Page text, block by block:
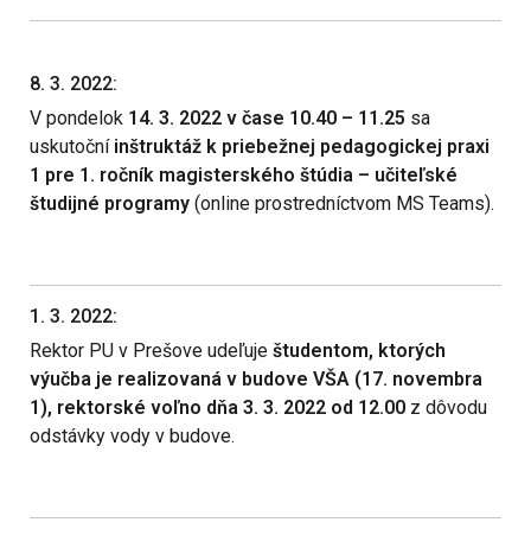
8. 3. 2022:
V pondelok 14. 3. 2022 v čase 10.40 – 11.25 sa
uskutoční inštruktáž k priebežnej pedagogickej praxi
1 pre 1. ročník magisterského štúdia – učiteľské
študijné programy (online prostredníctvom MS Teams).
1. 3. 2022:
Rektor PU v Prešove udeľuje študentom, ktorých
výučba je realizovaná v budove VŠA (17. novembra
1), rektorské voľno dňa 3. 3. 2022 od 12.00 z dôvodu
odstávky vody v budove.